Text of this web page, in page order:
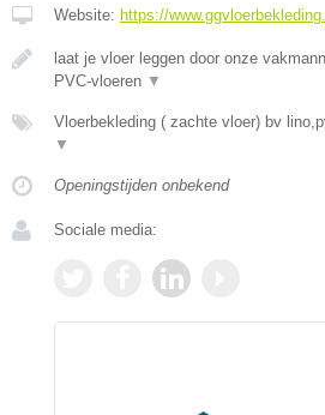
Website: https://
laat je vloer leggen door onze
PVC-vloeren ▼
Vloerbekleding ( zachte vloer) bv
▼
Openingstijden onbekend
Sociale media: